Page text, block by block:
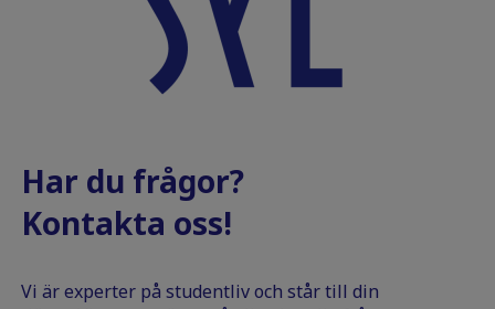
Har du frågor?
Kontakta oss!
Vi är experter på studentliv och står till din